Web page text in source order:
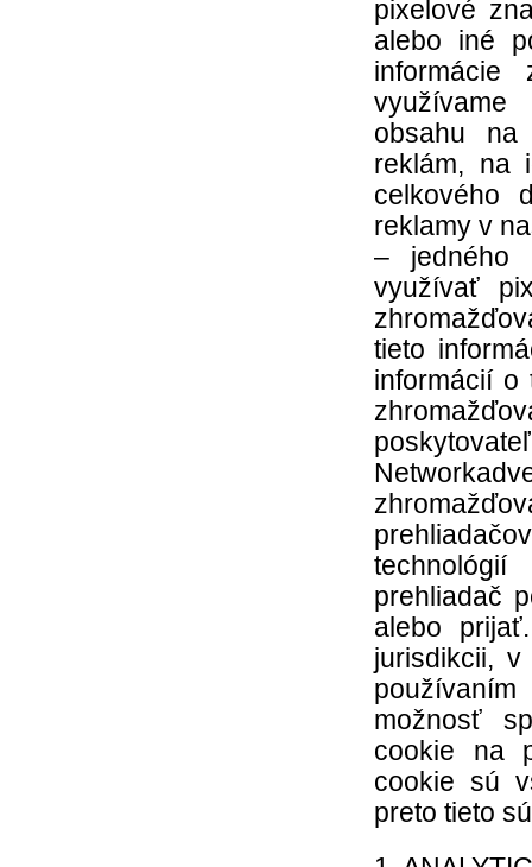
pixelové
alebo iné
informácie
využívame
obsahu na
reklám, na
celkového
reklamy v
– jedného
využívať
tieto
informácií o
prehliadač
alebo
jurisdikcii,
možnosť
cookie na
cookie sú
preto tieto